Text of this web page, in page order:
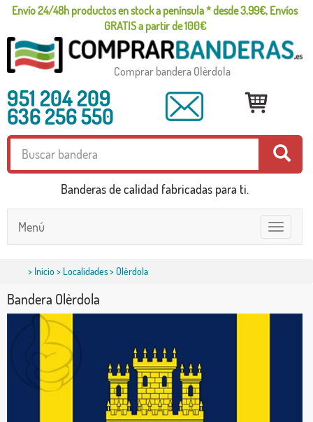
Envío 24/48h productos en stock a península * desde 3,99€, Envíos
GRATIS a partir de 100€
Comprar bandera Olèrdola
951 204 209
636 256 550
Banderas de calidad fabricadas para ti.
Toggle
navigation
Menú
> Inicio> Localidades> Olèrdola
Bandera Olèrdola